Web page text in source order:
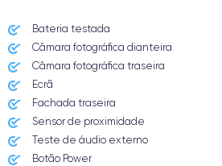
Bateria testada
Câmara fotográfica dianteira
Câmara fotográfica traseira
Ecrã
Fachada traseira
Sensor de proximidade
Teste de áudio externo
Botão Power